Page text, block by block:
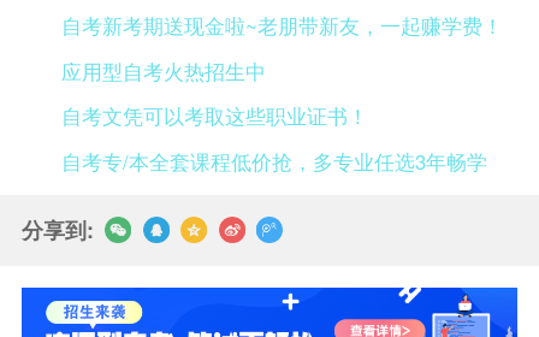
自考新考期送现金啦~老朋带新友，一起赚学费！
应用型自考火热招生中
自考文凭可以考取这些职业证书！
自考专/本全套课程低价抢，多专业任选3年畅学
分享到: